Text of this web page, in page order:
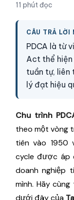
11 phút đọc
CÂU TRẢ LỜI
PDCA là từ
Act thể hiện
tuần tự, liên
lý đạt hiệu
Chu trình
theo một vòng
tiên vào 1950
cycle được áp
doanh nghiệp
mình. Hãy
dưới đây của